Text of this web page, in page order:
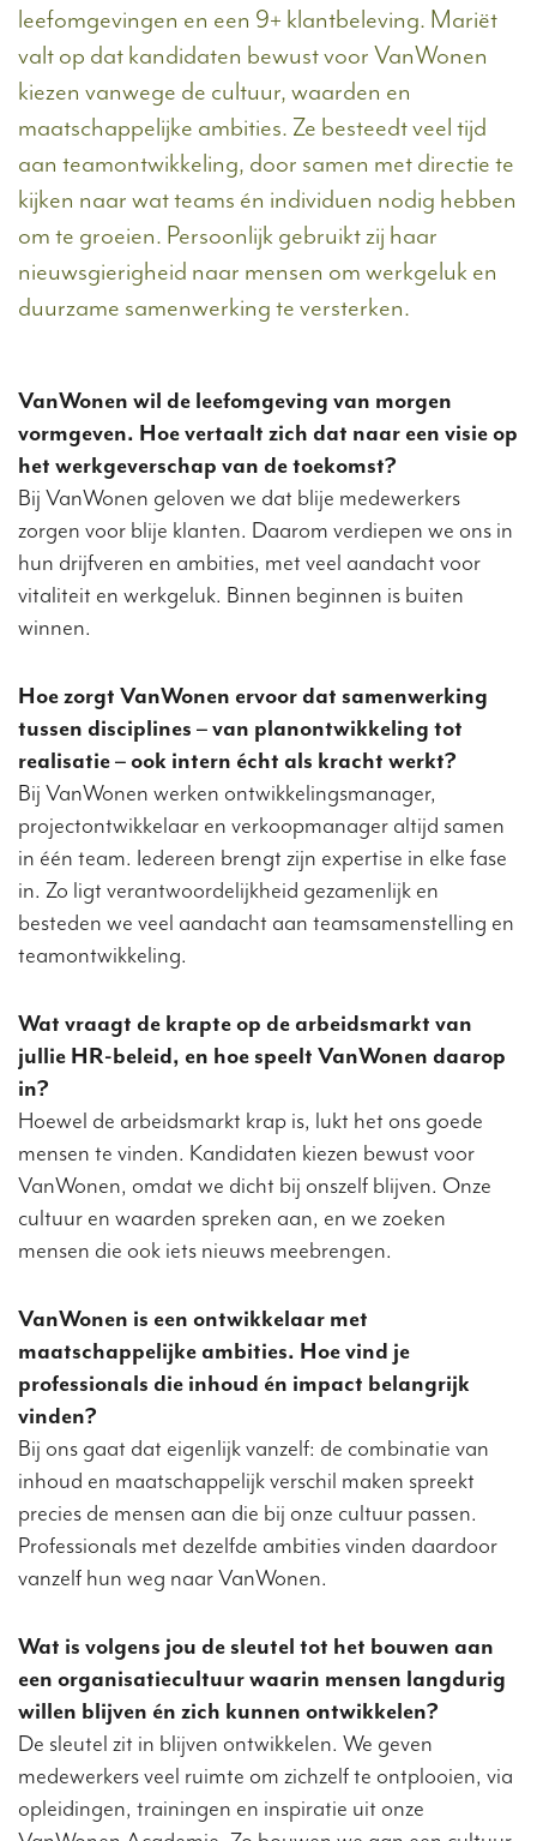
leefomgevingen en een 9+ klantbeleving. Mariët
valt op dat kandidaten bewust voor VanWonen
kiezen vanwege de cultuur, waarden en
maatschappelijke ambities. Ze besteedt veel tijd
aan teamontwikkeling, door samen met directie te
kijken naar wat teams én individuen nodig hebben
om te groeien. Persoonlijk gebruikt zij haar
nieuwsgierigheid naar mensen om werkgeluk en
duurzame samenwerking te versterken.
VanWonen wil de leefomgeving van morgen
vormgeven. Hoe vertaalt zich dat naar een visie op
het werkgeverschap van de toekomst?
Bij VanWonen geloven we dat blije medewerkers
zorgen voor blije klanten. Daarom verdiepen we ons in
hun drijfveren en ambities, met veel aandacht voor
vitaliteit en werkgeluk. Binnen beginnen is buiten
winnen.
Hoe zorgt VanWonen ervoor dat samenwerking
tussen disciplines – van planontwikkeling tot
realisatie – ook intern écht als kracht werkt?
Bij VanWonen werken ontwikkelingsmanager,
projectontwikkelaar en verkoopmanager altijd samen
in één team. Iedereen brengt zijn expertise in elke fase
in. Zo ligt verantwoordelijkheid gezamenlijk en
besteden we veel aandacht aan teamsamenstelling en
teamontwikkeling.
Wat vraagt de krapte op de arbeidsmarkt van
jullie HR-beleid, en hoe speelt VanWonen daarop
in?
Hoewel de arbeidsmarkt krap is, lukt het ons goede
mensen te vinden. Kandidaten kiezen bewust voor
VanWonen, omdat we dicht bij onszelf blijven. Onze
cultuur en waarden spreken aan, en we zoeken
mensen die ook iets nieuws meebrengen.
VanWonen is een ontwikkelaar met
maatschappelijke ambities. Hoe vind je
professionals die inhoud én impact belangrijk
vinden?
Bij ons gaat dat eigenlijk vanzelf: de combinatie van
inhoud en maatschappelijk verschil maken spreekt
precies de mensen aan die bij onze cultuur passen.
Professionals met dezelfde ambities vinden daardoor
vanzelf hun weg naar VanWonen.
Wat is volgens jou de sleutel tot het bouwen aan
een organisatiecultuur waarin mensen langdurig
willen blijven én zich kunnen ontwikkelen?
De sleutel zit in blijven ontwikkelen. We geven
medewerkers veel ruimte om zichzelf te ontplooien, via
opleidingen, trainingen en inspiratie uit onze